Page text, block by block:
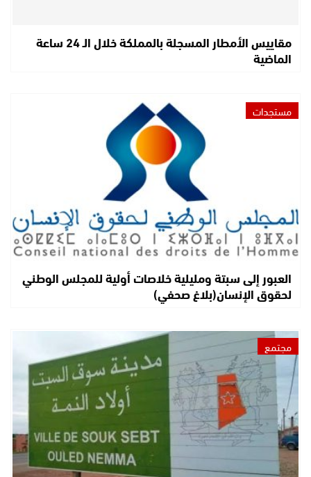
مقاييس الأمطار المسجلة بالمملكة خلال الـ 24 ساعة
الماضية
مستجدات
العبور إلى سبتة ومليلية خلاصات أولية للمجلس الوطني
لحقوق الإنسان(بلاغ صحفي)
مجتمع